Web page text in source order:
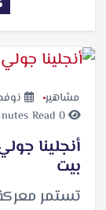
مشاهير نوفمبر
0 minutes Read
أنجلينا
بيت
تستمر